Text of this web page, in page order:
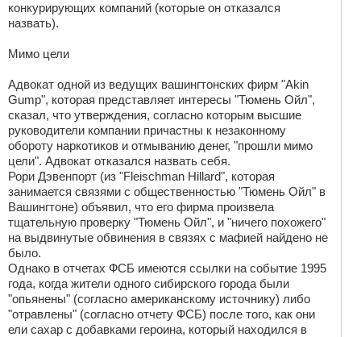
конкурирующих компаний (которые он отказался
назвать).
Мимо цели
Адвокат одной из ведущих вашингтонских фирм "Akin
Gump", которая представляет интересы "Тюмень Ойл",
сказал, что утверждения, согласно которым высшие
руководители компании причастны к незаконному
обороту наркотиков и отмыванию денег, "прошли мимо
цели". Адвокат отказался назвать себя.
Рори Дэвенпорт (из "Fleischman Hillard", которая
занимается связями с общественностью "Тюмень Ойл" в
Вашингтоне) объявил, что его фирма произвела
тщательную проверку "Тюмень Ойл", и "ничего похожего"
на выдвинутые обвинения в связях с мафией найдено не
было.
Однако в отчетах ФСБ имеются ссылки на событие 1995
года, когда жители одного сибирского города были
"опьянены" (согласно американскому источнику) либо
"отравлены" (согласно отчету ФСБ) после того, как они
ели сахар с добавками героина, который находился в